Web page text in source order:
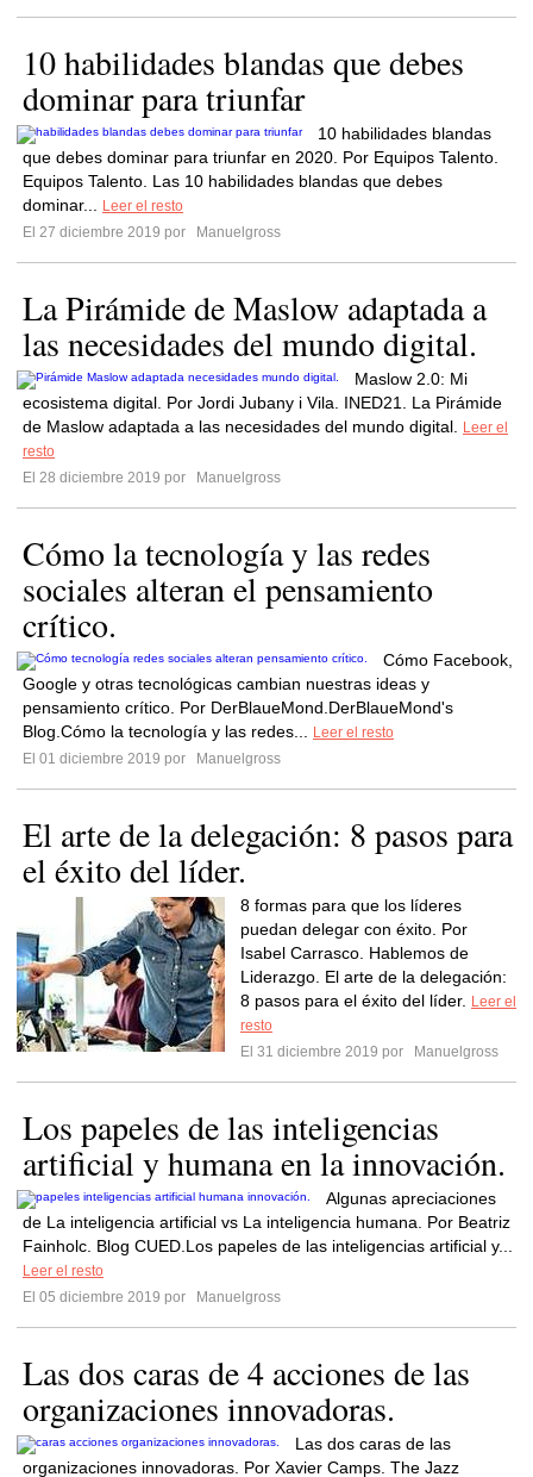
10 habilidades blandas que debes
dominar para triunfar
10 habilidades blandas
que debes dominar para triunfar en 2020. Por Equipos Talento.
Equipos Talento. Las 10 habilidades blandas que debes
dominar...
Leer el resto
El 27 diciembre 2019 por
Manuelgross
La Pirámide de Maslow adaptada a
las necesidades del mundo digital.
Maslow 2.0: Mi
ecosistema digital. Por Jordi Jubany i Vila. INED21. La Pirámide
de Maslow adaptada a las necesidades del mundo digital.
Leer el
resto
El 28 diciembre 2019 por
Manuelgross
Cómo la tecnología y las redes
sociales alteran el pensamiento
crítico.
Cómo Facebook,
Google y otras tecnológicas cambian nuestras ideas y
pensamiento crítico. Por DerBlaueMond.DerBlaueMond's
Blog.Cómo la tecnología y las redes...
Leer el resto
El 01 diciembre 2019 por
Manuelgross
El arte de la delegación: 8 pasos para
el éxito del líder.
8 formas para que los líderes
puedan delegar con éxito. Por
Isabel Carrasco. Hablemos de
Liderazgo. El arte de la delegación:
8 pasos para el éxito del líder.
Leer el
resto
El 31 diciembre 2019 por
Manuelgross
Los papeles de las inteligencias
artificial y humana en la innovación.
Algunas apreciaciones
de La inteligencia artificial vs La inteligencia humana. Por Beatriz
Fainholc. Blog CUED.Los papeles de las inteligencias artificial y...
Leer el resto
El 05 diciembre 2019 por
Manuelgross
Las dos caras de 4 acciones de las
organizaciones innovadoras.
Las dos caras de las
organizaciones innovadoras. Por Xavier Camps. The Jazz